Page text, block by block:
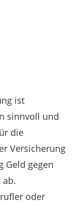
ist
sinnvoll und
die
Versicherung
Geld gegen
ab.
oder